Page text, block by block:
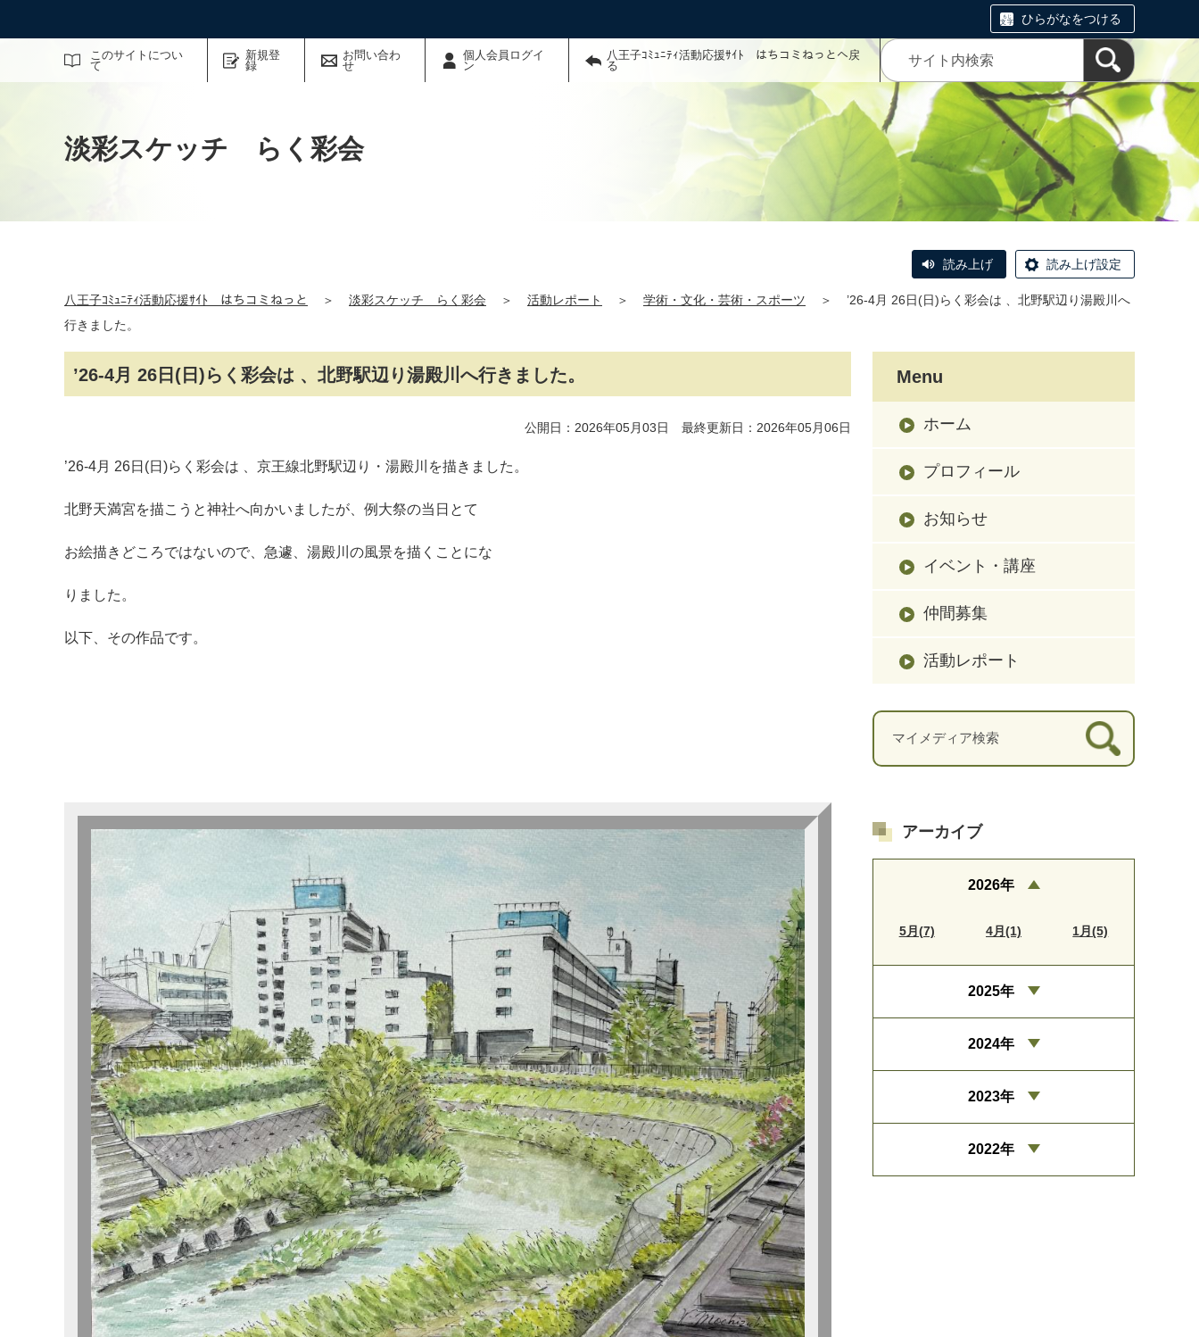
ひらがなをつける
このサイトについ
て
新規登
録
お問い合わ
せ
個人会員ログイ
ン
八王子ｺﾐｭﾆﾃｨ活動応援ｻｲﾄ はちコミねっとへ戻
る
サイト内検索
淡彩スケッチ らく彩会
読み上げ 読み上げ設定
八王子ｺﾐｭﾆﾃｨ活動応援ｻｲﾄ はちコミねっと ＞ 淡彩スケッチ らく彩会 ＞ 活動レポート ＞ 学術・文化・芸術・スポーツ ＞
’26-4月 26日(日)らく彩会は 、北野駅辺り湯殿川へ
行きました。
’26-4月 26日(日)らく彩会は 、北野駅辺り湯殿川へ行きました。
公開日：2026年05月03日 最終更新日：2026年05月06日
’26-4月 26日(日)らく彩会は 、京王線北野駅辺り・湯殿川を描きました。
北野天満宮を描こうと神社へ向かいましたが、例大祭の当日とて
お絵描きどころではないので、急遽、湯殿川の風景を描くことにな
りました。
以下、その作品です。
Menu
ホーム
プロフィール
お知らせ
イベント・講座
仲間募集
活動レポート
アーカイブ
2026年
5月(7) 4月(1) 1月(5)
2025年
2024年
2023年
2022年